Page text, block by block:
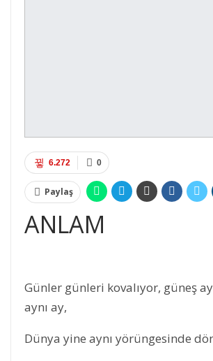
0
6.272
Paylaş
ANLAM
Günler günleri kovalıyor, güneş
aynı ay,
Dünya yine aynı yörüngesinde